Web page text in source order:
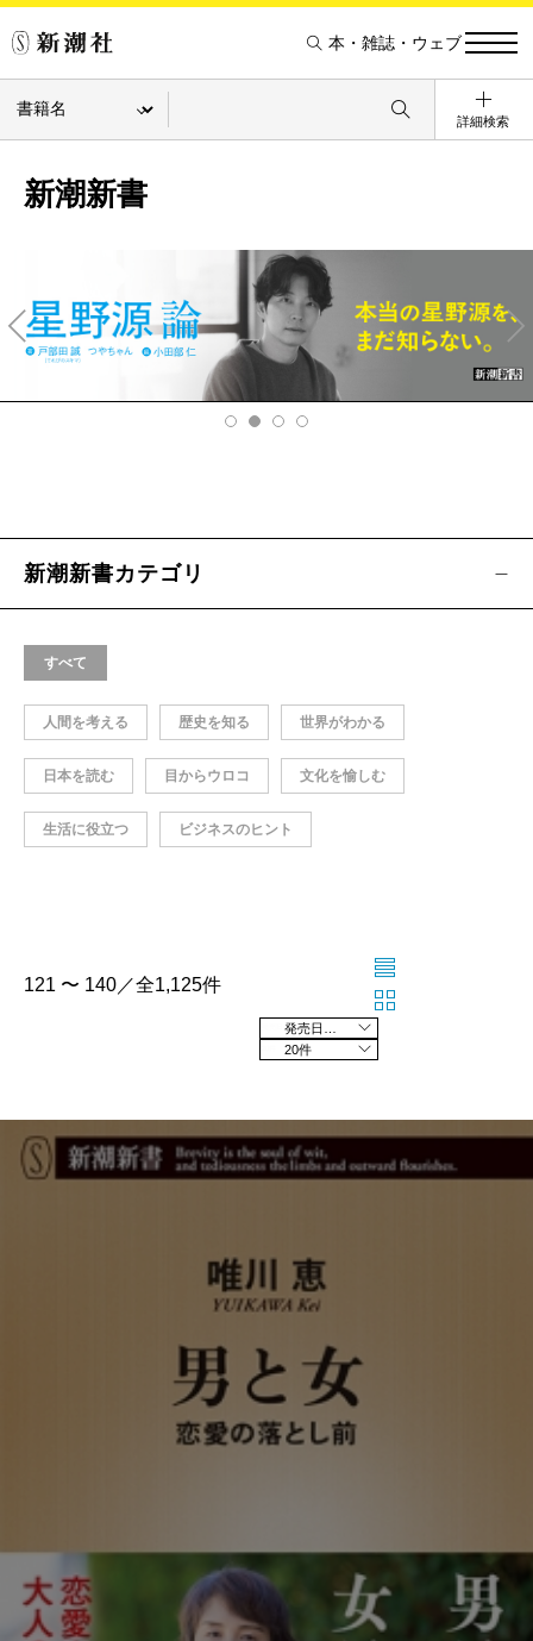
本・雑誌・ウェブ
詳細検索
新潮新書
v
Ne
xt
新潮新書カテゴリ
すべて
人間を考える 歴史を知る 世界がわかる
日本を読む 目からウロコ 文化を愉しむ
生活に役立つ ビジネスのヒント
121 〜 140／全1,125件
20件